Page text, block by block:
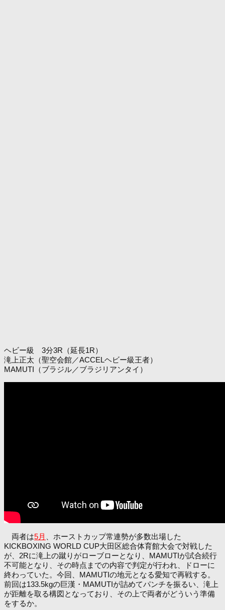
ヘビー級 3分3R（延長1R）
滝上正太（聖空会館／ACCELヘビー級王者）
MAMUTI（ブラジル／ブラジリアンタイ）
両者は5月
、ホーストカップ常連勢が多数出場した
KICKBOXING WORLD CUP大田区総合体育館大会で対戦した
が、2Rに滝上の蹴りがローブローとなり、MAMUTIが試合続行
不可能となり、その時点までの内容で判定が行われ、ドローに
終わっていた。今回、MAMUTIの地元となる愛知で再戦する。
前回は133.5kgの巨漢・MAMUTIが詰めてパンチを振るい、滝上
が距離を取る構図となっており、その上で両者がどういう準備
をするか。